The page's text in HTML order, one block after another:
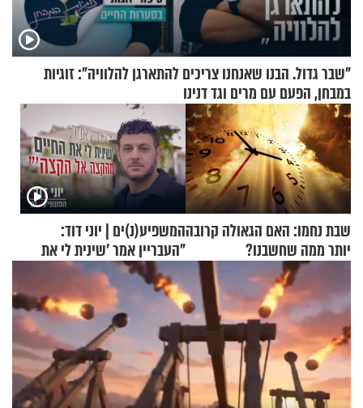
"שבר גדול. הבנו שאנחנו צריכים להתארגן להלוויה": זוגיות
במבחן, הפעם עם מרים וגד דנינו
שבת נחמו: האם הגאולה קרובה
יותר ממה שחשבנו?
המשפיע(נ)ים | יוני דוד:
"העבריין אמר 'שינית לי את
החיים מהקצה אל הקצה'"